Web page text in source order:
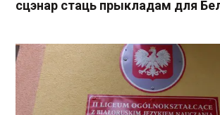
сцэнар стаць прыкладам для